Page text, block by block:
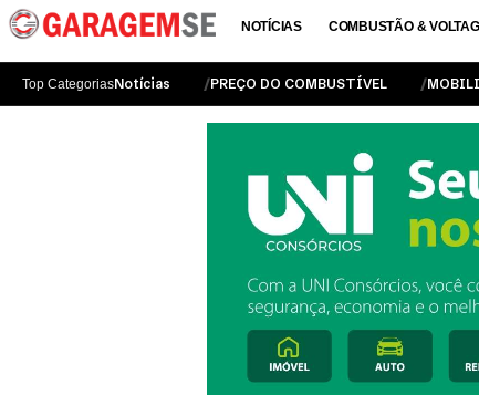
NOTÍCIAS COMBUSTÃO &
Top CategoriasNotícias PREÇO DO COMBUSTÍVEL